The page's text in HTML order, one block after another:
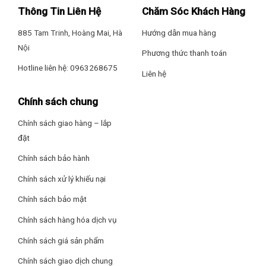
– Hộp đá xoay di động
– Bảng điều khiển cảm ứng bên ngoài cửa tủ
Kích thước tủ lạnh: Cao 180 cm – Rộng 79.5 cm – Sâu 72.2 cm
– Nặng 87 kg
*Hình ảnh chỉ mang tính chất minh họa
– Dung tích ngăn lạnh
dùng tùy theo nhu cầu, thói quen của gia đình dễ dàng.
– Rau xanh, trái cây, các loại củ bảo quản riêng trong ngăn
trong rau củ quả lâu hơn.
– Có dung tích175 lít. Ngăn đá có thiết kế tương tự cho 2
bên tủ, 6 khu vực cất giữ rộng rãi để bạn lưu giữ được nhiều
Thông Tin Liên Hệ
885 Tam Trinh, Hoàng Mai, Hà
Nội
Hotline liên hệ: 0963268675
Chăm Sóc Khách Hàng
Hướng dẫn mua hàng
Phương thức thanh toán
Liên hệ
Chính sách chung
Chính sách giao hàng – lắp
đặt
Chính sách bảo hành
Chính sách xử lý khiếu nại
Chính sách bảo mật
Chính sách hàng hóa dịch vụ
Chính sách giá sản phẩm
Chính sách giao dịch chung